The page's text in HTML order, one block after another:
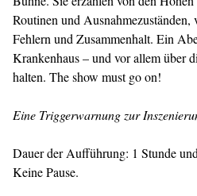
Routinen und
Fehlern und Zusammenhalt. Ein
Krankenhaus – und vor allem über
halten. The show must go on!
Eine Triggerwarnung zur
Dauer der Aufführung: 1 Stunde
Keine Pause.